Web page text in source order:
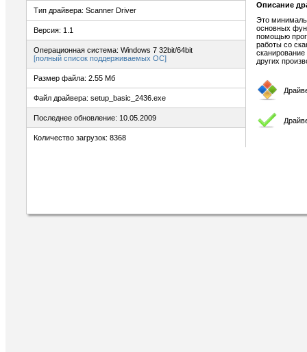
Тип драйвера: Scanner Driver
Версия: 1.1
Операционная система: Windows 7 32bit/64bit
[полный список поддерживаемых ОС]
Размер файла: 2.55 Мб
Файл драйвера: setup_basic_2436.exe
Последнее обновление: 10.05.2009
Количество загрузок: 8368
Описание
Это
основных
помощью
работы со
других